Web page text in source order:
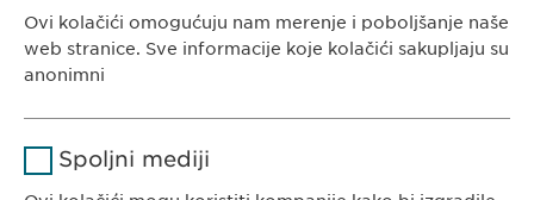
EWOPHARMA SRBIJA
Čuva stanje pristanka korisnika za
Ovi kolačići omogućuju nam merenje i poboljšanje naše
web stranice. Sve informacije koje kolačići sakupljaju su
anonimni
Spoljni mediji